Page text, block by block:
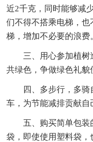
近2千克，同时能够减
们不得不搭乘电梯，
梯，增加不必要的浪费
三、用心参加植
共绿色，争做绿色礼貌
四、多步行，多
车，为节能减排贡献自
五、购买简单包
袋，即使使用塑料袋